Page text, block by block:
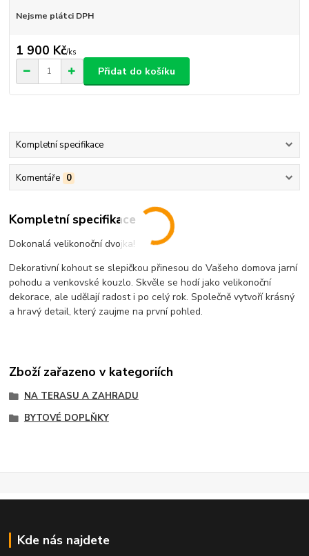
Nejsme plátci DPH
1 900 Kč/ks
Přidat do košíku
Kompletní specifikace
Komentáře 0
Kompletní specifikace
Dokonalá velikonoční dvojka!
Dekorativní kohout se slepičkou přinesou do Vašeho domova jarní
pohodu a venkovské kouzlo. Skvěle se hodí jako velikonoční
dekorace, ale udělají radost i po celý rok. Společně vytvoří krásný
a hravý detail, který zaujme na první pohled.
Zboží zařazeno v kategoriích
NA TERASU A ZAHRADU
BYTOVÉ DOPLŇKY
Kde nás najdete